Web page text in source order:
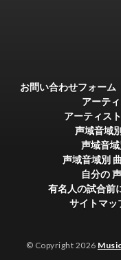
お問い合わせフォーム
アーテ
アーティス
声域音域
声域音域
声域音域別
自分の
有名人の試合前
サイトマッ
© Copyright 2026